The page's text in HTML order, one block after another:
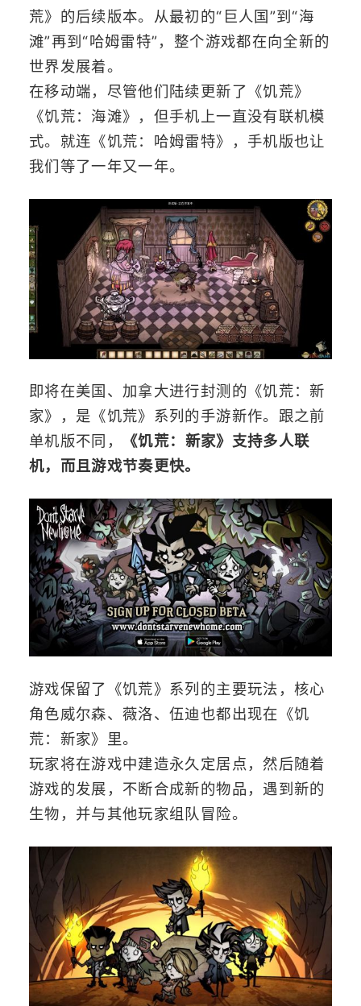
荒》的后续版本。从最初的“巨人国”到“海
滩”再到“哈姆雷特”，整个游戏都在向全新的
世界发展着。
在移动端，尽管他们陆续更新了《饥荒》
《饥荒：海滩》，但手机上一直没有联机模
式。就连《饥荒：哈姆雷特》，手机版也让
我们等了一年又一年。
即将在美国、加拿大进行封测的《饥荒：新
家》，是《饥荒》系列的手游新作。跟之前
单机版不同，
《饥荒：新家》支持多人联
机，而且游戏节奏更快。
游戏保留了《饥荒》系列的主要玩法，核心
角色威尔森、薇洛、伍迪也都出现在《饥
荒：新家》里。
玩家将在游戏中建造永久定居点，然后随着
游戏的发展，不断合成新的物品，遇到新的
生物，并与其他玩家组队冒险。